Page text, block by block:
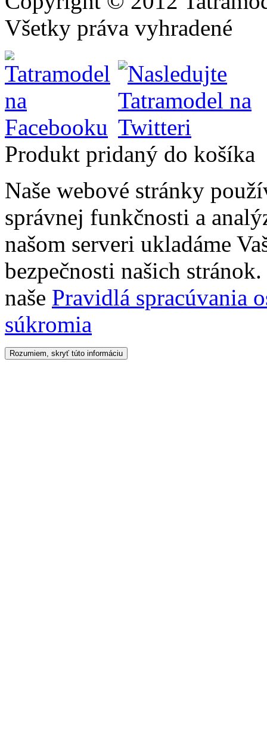
Všetky práva vyhradené
Produkt pridaný do košíka
Naše webové stránky
správnej funkčnosti a
našom serveri ukladáme
bezpečnosti našich
naše Pravidlá spracúvania
súkromia
Rozumiem, skryť túto informáciu